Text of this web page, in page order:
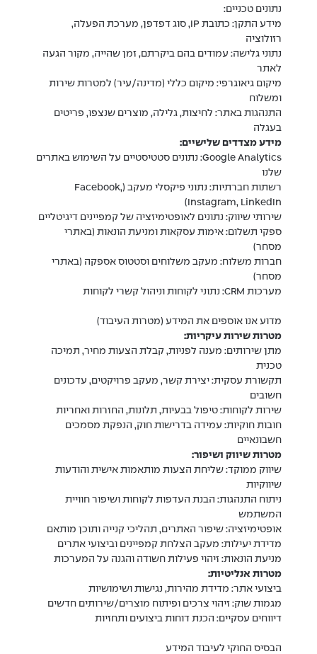
נתונים טכניים:
מידע התקן: כתובת IP, סוג דפדפן, מערכת הפעלה,
רזולוציה
נתוני גלישה: עמודים בהם ביקרתם, זמן שהייה, מקור הגעה
לאתר
מיקום גיאוגרפי: מיקום כללי (מדינה/עיר) למטרות שירות
ומשלוח
התנהגות באתר: לחיצות, גלילה, מוצרים שנצפו, פריטים
בעגלה
מידע מצדדים שלישיים:
Google Analytics: נתונים סטטיסטיים על השימוש באתרים
שלנו
רשתות חברתיות: נתוני פיקסלי מעקב (Facebook,
Instagram, LinkedIn)
שירותי שיווק: נתונים לאופטימיזציה של קמפיינים דיגיטליים
ספקי תשלום: אימות עסקאות ומניעת הונאות (באתרי
מסחר)
חברות משלוח: מעקב משלוחים וסטטוס אספקה (באתרי
מסחר)
מערכות CRM: נתוני לקוחות וניהול קשרי לקוחות
מדוע אנו אוספים את המידע (מטרות העיבוד)
מטרות שירות עיקריות:
מתן שירותים: מענה לפניות, קבלת הצעות מחיר, תמיכה
טכנית
תקשורת עסקית: יצירת קשר, מעקב פרויקטים, עדכונים
חשובים
שירות לקוחות: טיפול בבעיות, תלונות, החזרות ואחריות
חובות חוקיות: עמידה בדרישות חוק, הנפקת מסמכים
חשבונאיים
מטרות שיווק ושיפור:
שיווק ממוקד: שליחת הצעות מותאמות אישית והודעות
שיווקיות
ניתוח התנהגות: הבנת העדפות לקוחות ושיפור חוויית
המשתמש
אופטימיזציה: שיפור האתרים, תהליכי קנייה ותוכן מותאם
מדידת יעילות: מעקב הצלחת קמפיינים וביצועי אתרים
מניעת הונאות: זיהוי פעילות חשודה והגנה על המערכות
מטרות אנליטיות:
ביצועי אתר: מדידת מהירות, נגישות ושימושיות
מגמות שוק: זיהוי צרכים ופיתוח מוצרים/שירותים חדשים
דיווחים עסקיים: הכנת דוחות ביצועים ותחזיות
הבסיס החוקי לעיבוד המידע